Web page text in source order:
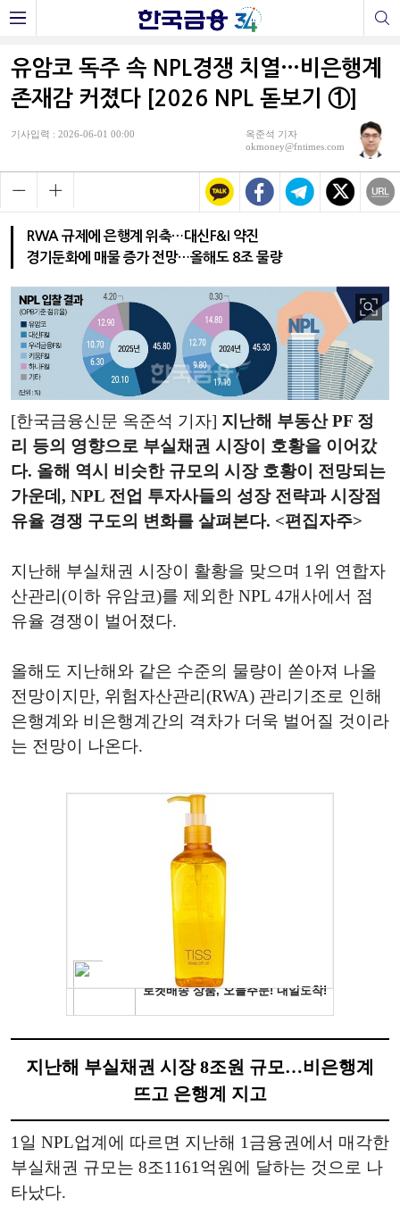
유암코 독주 속 NPL경쟁 치열…비은행계
존재감 커졌다 [2026 NPL 돋보기 ①]
기사입력 : 2026-06-01 00:00
옥준석 기자
okmoney@fntimes.com
RWA 규제에 은행계 위축…대신F&I 약진
경기둔화에 매물 증가 전망…올해도 8조 물량
[한국금융신문 옥준석 기자] 지난해 부동산 PF 정
리 등의 영향으로 부실채권 시장이 호황을 이어갔
다. 올해 역시 비슷한 규모의 시장 호황이 전망되는
가운데, NPL 전업 투자사들의 성장 전략과 시장점
유율 경쟁 구도의 변화를 살펴본다. <편집자주>
지난해 부실채권 시장이 활황을 맞으며 1위 연합자
산관리(이하 유암코)를 제외한 NPL 4개사에서 점
유율 경쟁이 벌어졌다.
올해도 지난해와 같은 수준의 물량이 쏟아져 나올
전망이지만, 위험자산관리(RWA) 관리기조로 인해
은행계와 비은행계간의 격차가 더욱 벌어질 것이라
는 전망이 나온다.
지난해 부실채권 시장 8조원 규모…비은행계
뜨고 은행계 지고
1일 NPL업계에 따르면 지난해 1금융권에서 매각한
부실채권 규모는 8조1161억원에 달하는 것으로 나
타났다.